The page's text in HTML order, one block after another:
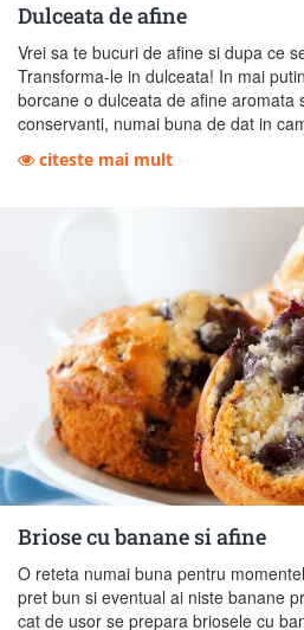
Dulceata de afine
Vrei sa te bucuri de afine si dupa ce
Transforma-le in dulceata! In mai
borcane o dulceata de afine aromata
conservanti, numai buna de dat in
citeste mai mult
Briose cu banane si afine
O reteta numai buna pentru
pret bun si eventual ai niste banane
cat de usor se prepara briosele cu